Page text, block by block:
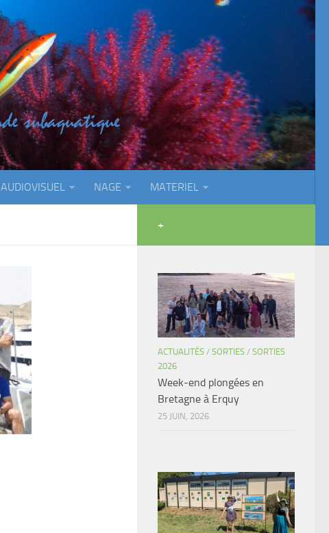
AUDIOVISUEL NAGE MATERIEL
+
ACTUALITÉS / SORTIES / SORTIES
2026
Week-end plongées en
Bretagne à Erquy
25 JUIN, 2026